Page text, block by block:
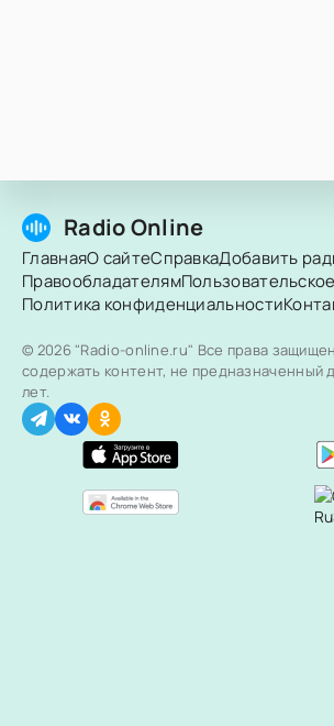
Radio Online
ГлавнаяО сайтеСправкаДобавить
Правообладателям
Политика конфиденциальности
© 2026 "Radio-online.ru" Все права
содержать контент, не предназначенный
лет.